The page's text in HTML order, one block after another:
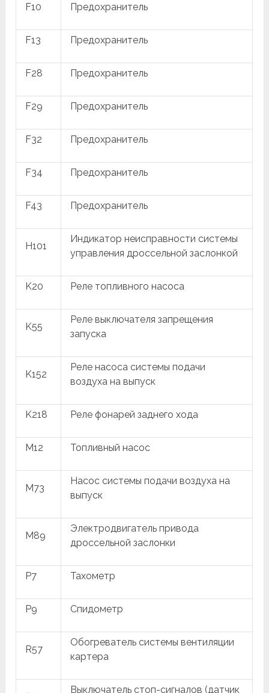
F10 Предохранитель
F13 Предохранитель
F28 Предохранитель
F29 Предохранитель
F32 Предохранитель
F34 Предохранитель
F43 Предохранитель
H101
Индикатор неисправности системы
управления дроссельной заслонкой
K20 Реле топливного насоса
K55
Реле выключателя запрещения
запуска
K152
Реле насоса системы подачи
воздуха на выпуск
K218 Реле фонарей заднего хода
M12 Топливный насос
M73
Насос системы подачи воздуха на
выпуск
M89
Электродвигатель привода
дроссельной заслонки
P7 Тахометр
P9 Спидометр
R57
Обогреватель системы вентиляции
картера
Выключатель стоп-сигналов (датчик